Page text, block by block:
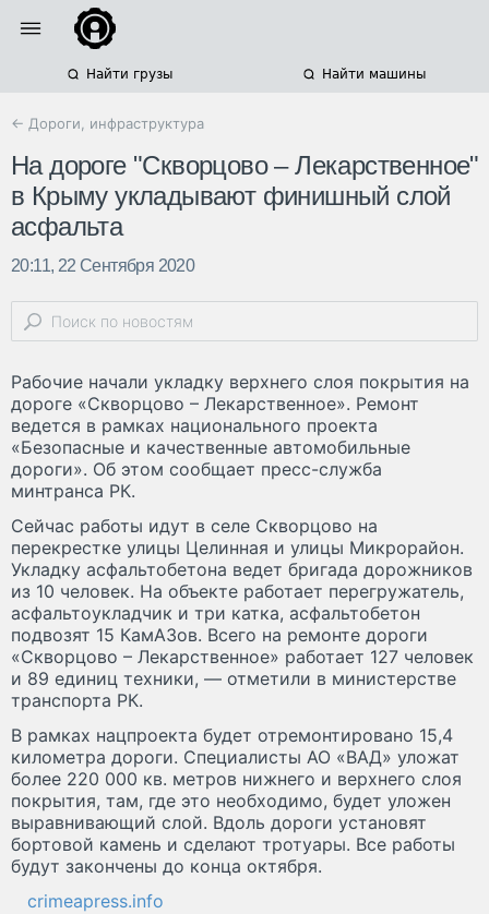
Найти грузы Найти машины
← Дороги, инфраструктура
На дороге "Скворцово – Лекарственное"
в Крыму укладывают финишный слой
асфальта
20:11, 22 Сентября 2020
Рабочие начали укладку верхнего слоя покрытия на
дороге «Скворцово – Лекарственное». Ремонт
ведется в рамках национального проекта
«Безопасные и качественные автомобильные
дороги». Об этом сообщает пресс-служба
минтранса РК.
Сейчас работы идут в селе Скворцово на
перекрестке улицы Целинная и улицы Микрорайон.
Укладку асфальтобетона ведет бригада дорожников
из 10 человек. На объекте работает перегружатель,
асфальтоукладчик и три катка, асфальтобетон
подвозят 15 КамАЗов. Всего на ремонте дороги
«Скворцово – Лекарственное» работает 127 человек
и 89 единиц техники, — отметили в министерстве
транспорта РК.
В рамках нацпроекта будет отремонтировано 15,4
километра дороги. Специалисты АО «ВАД» уложат
более 220 000 кв. метров нижнего и верхнего слоя
покрытия, там, где это необходимо, будет уложен
выравнивающий слой. Вдоль дороги установят
бортовой камень и сделают тротуары. Все работы
будут закончены до конца октября.
crimeapress.info